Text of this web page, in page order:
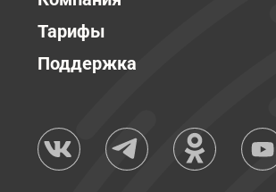
Тарифы
Поддержка